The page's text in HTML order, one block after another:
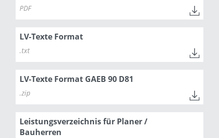
PDF
LV-Texte Format
.txt
LV-Texte Format GAEB 90 D81
.zip
Leistungsverzeichnis für Planer /
Bauherren